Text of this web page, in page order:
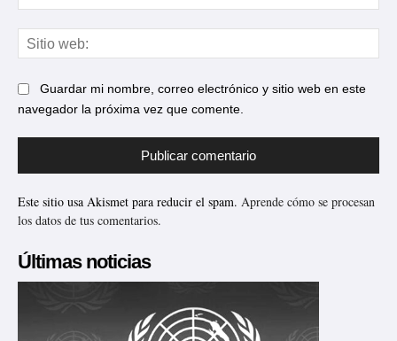
Guardar mi nombre, correo electrónico y sitio web en este
navegador la próxima vez que comente.
Este sitio usa Akismet para reducir el spam. Aprende cómo se procesan
los datos de tus comentarios.
Últimas noticias